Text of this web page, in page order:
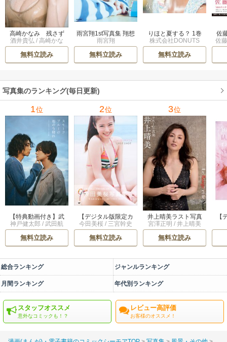
高崎かなみ 残さず
に食べちゃって！ 1
巻
酒井貴弘 /高崎かな
み
無料立読み
雨宮翔1st写真集 翔想
1巻
雨宮翔
無料立読み
りほと夏する？ 1巻
株式会社DONUTS
無料立読み
佐
『
限
佐
写真集のランキング(毎日更新)
1位
【特典動画付き】武
田航平＆渋谷謙人 ス
モークブルーの雨の
ち晴れ ドラマ公式デ
ジタル写真集
神戸健太郎 /武田航
平/渋谷謙人
無料立読み
2位
【デジタル版限定カ
ット付き】今田美桜
写真集 ラストショッ
ト
今田美桜 / 三宮幹史
無料立読み
3位
井上晴美ラスト写真
集 Ｌｅ Ｒｏｕｇ
ｅ ｅｔ ｌｅ Ｎ
ｏｉｒ
宮澤正明 /井上晴美
無料立読み
【
ゆ
総合ランキング ジャンルランキング
月間ランキング 年代別ランキング
スタッフオススメ
意外なコミックも！？
レビュー高評価
お客様のオススメ！